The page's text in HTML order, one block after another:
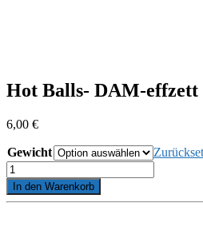
Hot Balls- DAM-effzett
6,00 €
Gewicht
Hot
Balls-
DAM-
In den Warenkorb